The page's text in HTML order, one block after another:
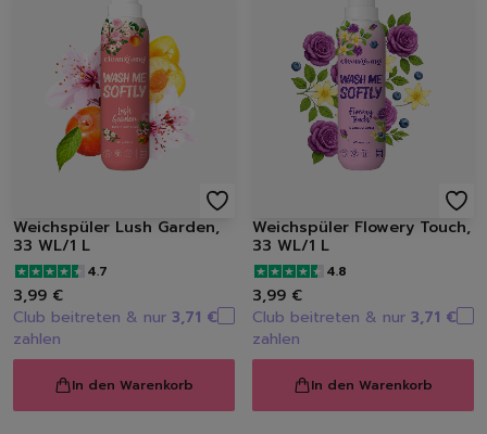
Geschirrtücher
Spülzubehör
Autopflege
Innenraum | Cockpit
Außen | Lack
Felgen | Reifen |
Sneakerreinigung
Schuhreinigung
Schuhbürsten
Schuhcreme
Schuhimprägnierung
Duft | Kerzen
Lufterfrischer
Raumdüfte
Weichspüler Lush Garden,
33 WL/1 L
4.7
3,99 €
Club beitreten & nur 3,71 €
zahlen
In den Warenkorb
Weichspüler Flowery Touch,
33 WL/1 L
4.8
3,99 €
Club beitreten & nur 3,71 €
zahlen
In den Warenkorb